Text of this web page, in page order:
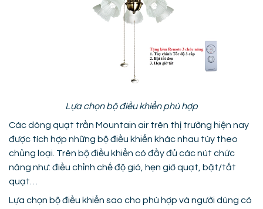
Lựa chọn bộ điều khiển phù hợp
Các dòng quạt trần Mountain air trên thị trường hiện nay
được tích hợp những bộ điều khiển khác nhau tùy theo
chủng loại. Trên bộ điều khiển có đầy đủ các nút chức
năng như: điều chỉnh chế độ gió, hẹn giờ quạt, bật/tắt
quạt…
Lựa chọn bộ điều khiển sao cho phù hợp và người dùng có